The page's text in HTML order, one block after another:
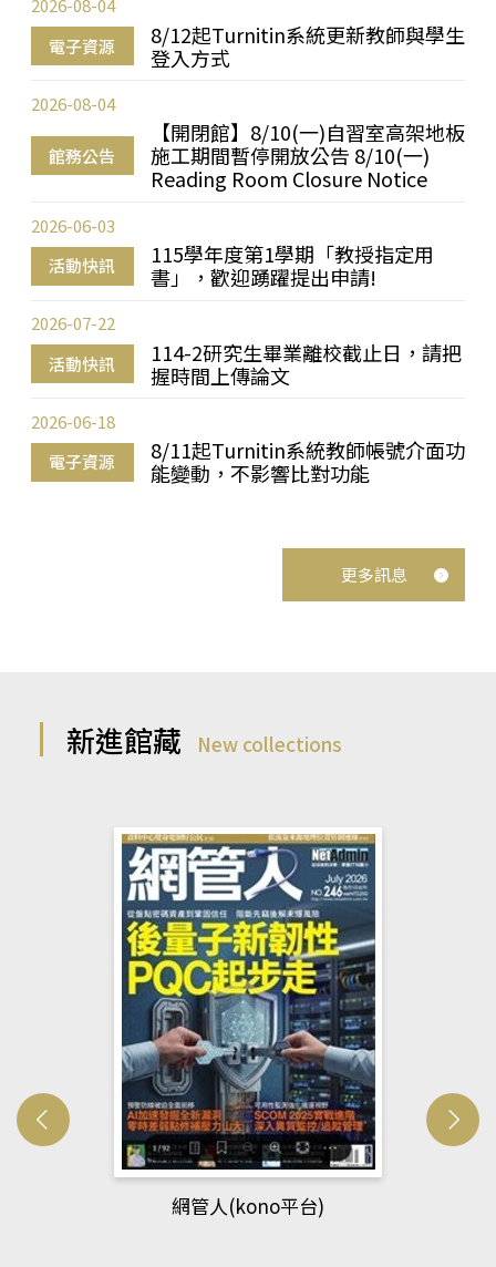
電子資源
8/12起Turnitin系統更新教師與學生
登入方式
2026-08-04
館務公告
【開閉館】8/10(一)自習室高架地板
施工期間暫停開放公告 8/10(一)
Reading Room Closure Notice
2026-08-04
活動快訊
115學年度第1學期「教授指定用
書」，歡迎踴躍提出申請!
2026-06-03
活動快訊
114-2研究生畢業離校截止日，請把
握時間上傳論文
2026-07-22
電子資源
8/11起Turnitin系統教師帳號介面功
能變動，不影響比對功能
2026-06-18
更多訊息
新進館藏 New collections
網管人(kono平台)